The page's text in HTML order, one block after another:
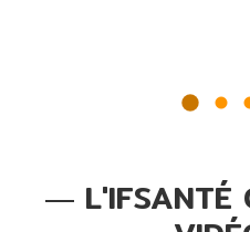
L'IFSANTÉ